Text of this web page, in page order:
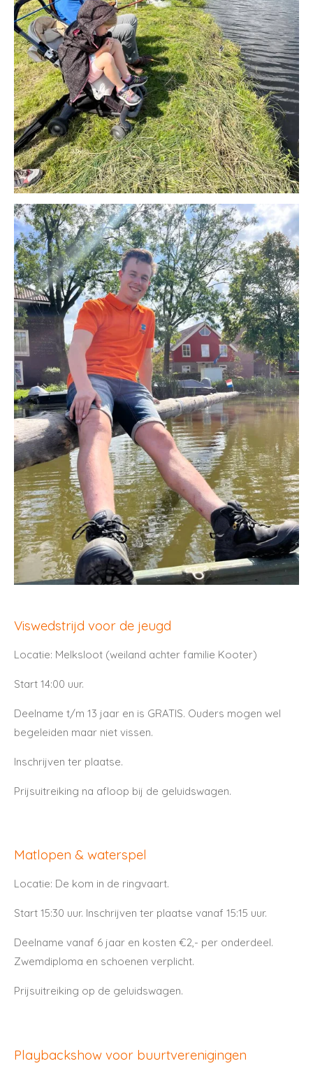
Viswedstrijd voor de jeugd
Locatie: Melksloot (weiland achter familie Kooter)
Start 14:00 uur.
Deelname t/m 13 jaar en is GRATIS. Ouders mogen wel
begeleiden maar niet vissen.
Inschrijven ter plaatse.
Prijsuitreiking na afloop bij de geluidswagen.
Matlopen & waterspel
Locatie: De kom in de ringvaart.
Start 15:30 uur. Inschrijven ter plaatse vanaf 15:15 uur.
Deelname vanaf 6 jaar en kosten €2,- per onderdeel.
Zwemdiploma en schoenen verplicht.
Prijsuitreiking op de geluidswagen.
Playbackshow voor buurtverenigingen